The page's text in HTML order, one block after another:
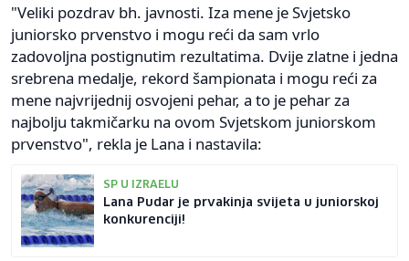
"Veliki pozdrav bh. javnosti. Iza mene je Svjetsko
juniorsko prvenstvo i mogu reći da sam vrlo
zadovoljna postignutim rezultatima. Dvije zlatne i jedna
srebrena medalje, rekord šampionata i mogu reći za
mene najvrijednij osvojeni pehar, a to je pehar za
najbolju takmičarku na ovom Svjetskom juniorskom
prvenstvo", rekla je Lana i nastavila:
SP U IZRAELU
Lana Pudar je prvakinja svijeta u juniorskoj
konkurenciji!